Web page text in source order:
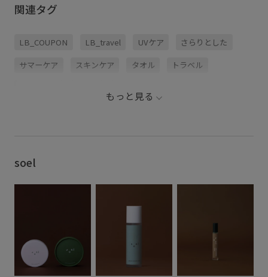
関連タグ
LB_COUPON LB_travel UVケア さらりとした
サマーケア スキンケア タオル トラベル
紫外線ケア
もっと見る
soel